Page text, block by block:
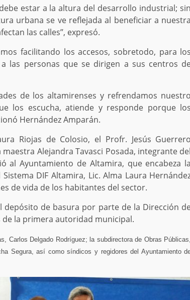
estar a la altura del desarrollo industrial;
urbana se ve reflejada al beneficiar a
las calles’’, expresó.
facilitando los accesos, sobretodo, para
las personas que se dirigen a sus centros
de los altamirenses y refrendamos
los escucha, atiende y responde porque
Hernández Amparán.
Riojas de Colosio, el Profr. Jesús
Alejandra Tavasci Posada, integrante
al Ayuntamiento de Altamira, que encabeza
DIF Altamira, Lic. Alma Laura
de vida de los habitantes del sector.
de basura por parte de la Dirección
de la primera autoridad municipal.
Carlos Delgado Rodríguez; la subdirectora de Obras
Segura, así como síndicos y regidores del Ayuntamiento